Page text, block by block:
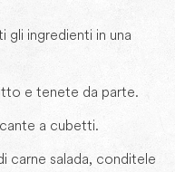
gli ingredienti in una
e tenete da parte.
a cubetti.
carne salada, conditele